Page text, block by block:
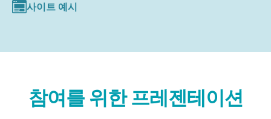
사이트 예시
참여를 위한 프레젠테이션